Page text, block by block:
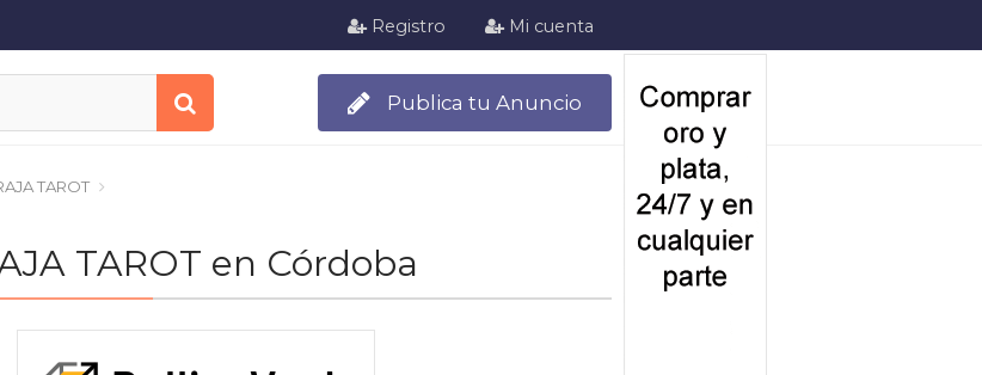
Registro Mi cuenta
Publica tu Anuncio
TAROT
TAROT en Córdoba